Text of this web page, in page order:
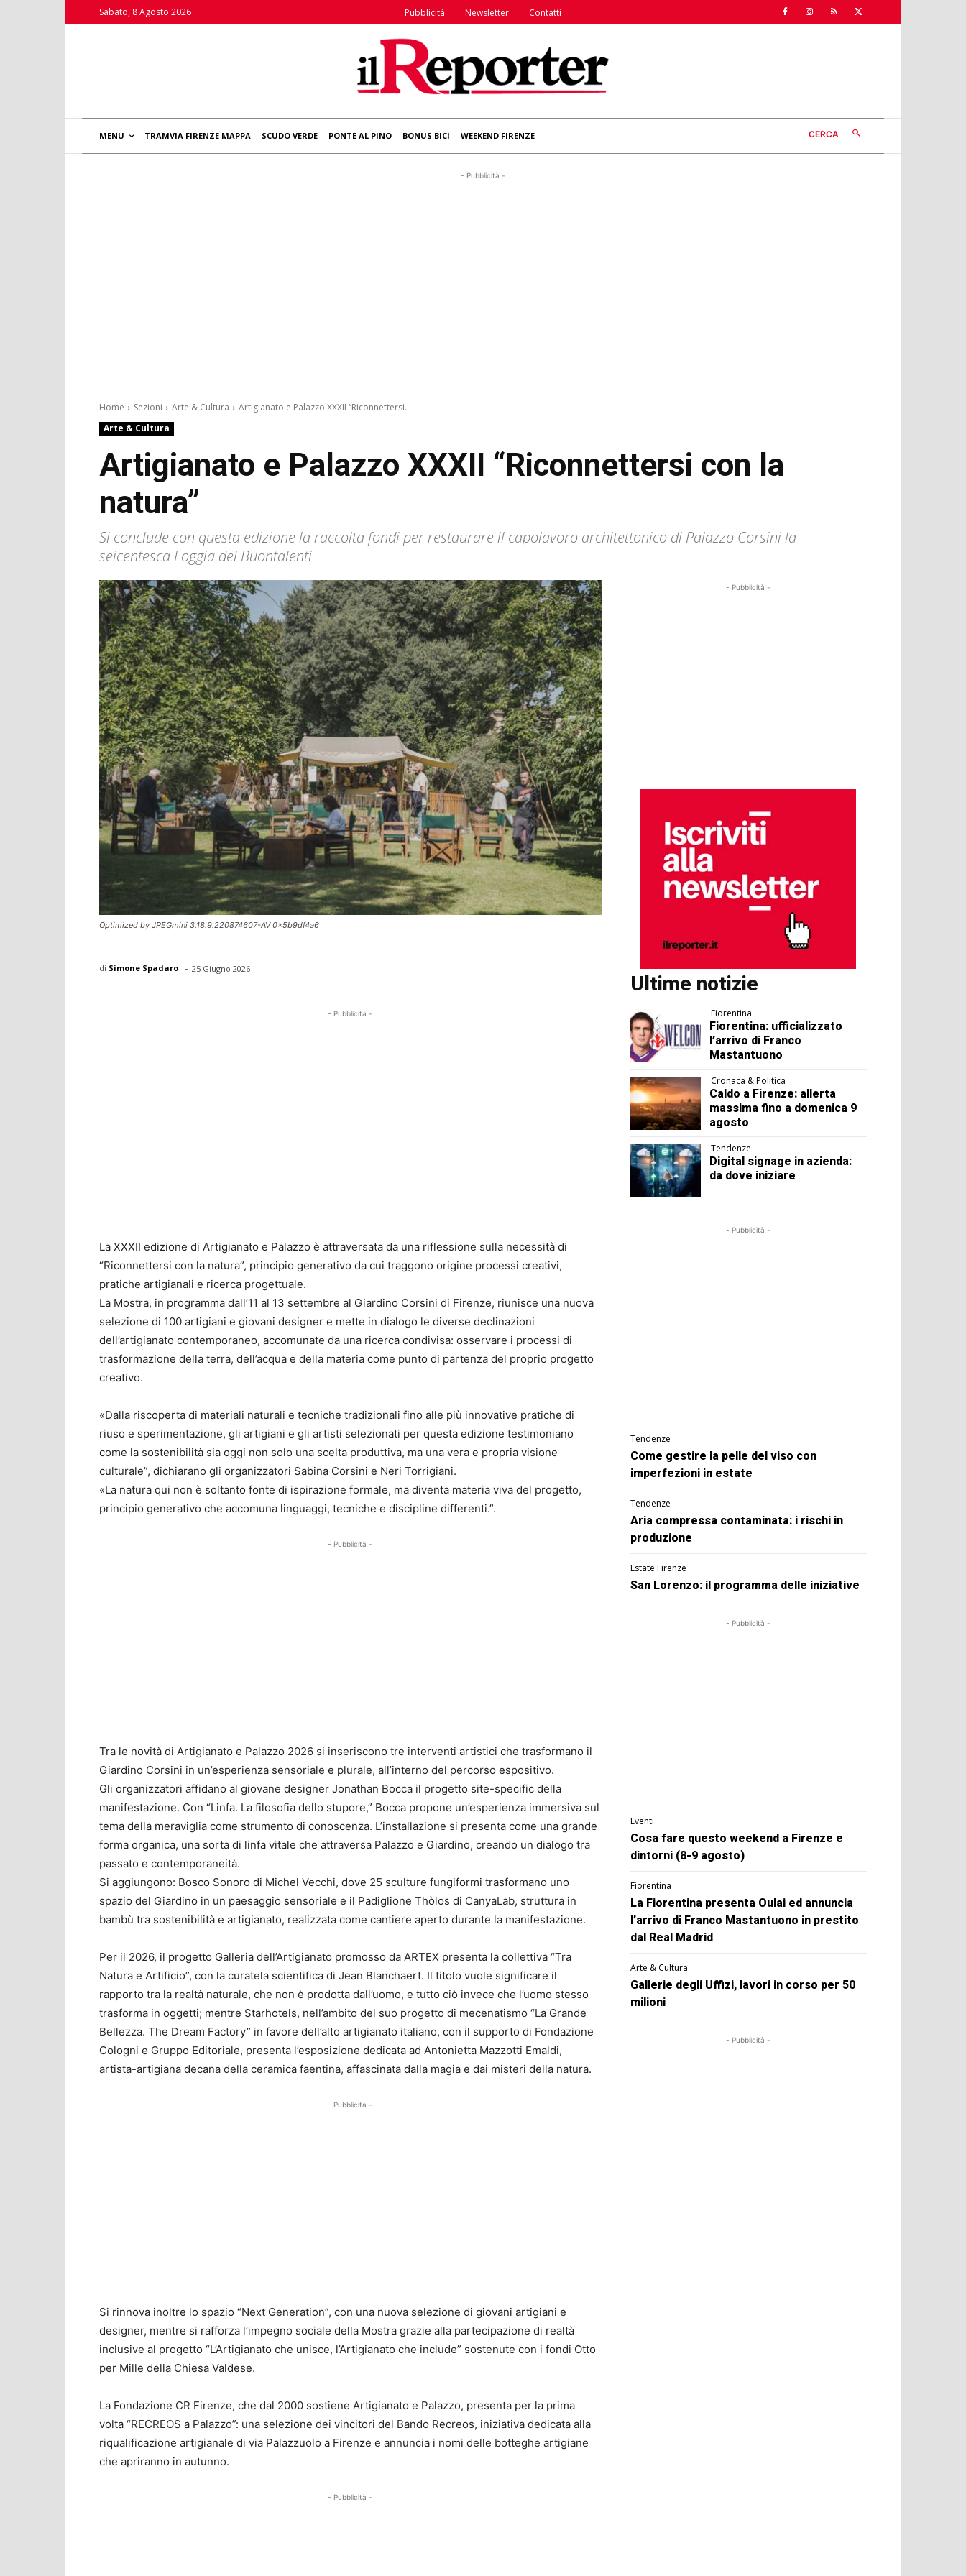
Sabato, 8 Agosto 2026 Pubblicità Newsletter Contatti
MENU TRAMVIA FIRENZE MAPPA SCUDO VERDE PONTE AL PINO BONUS BICI WEEKEND FIRENZE CERCA
- Pubblicità -
Home Sezioni Arte & Cultura
Artigianato e Palazzo XXXII “Riconnettersi...
Arte & Cultura
Artigianato e Palazzo XXXII “Riconnettersi con la
natura”
Si conclude con questa edizione la raccolta fondi per restaurare il capolavoro architettonico di Palazzo Corsini la
seicentesca Loggia del Buontalenti
Optimized by JPEGmini 3.18.9.220874607-AV 0x5b9df4a6
di Simone Spadaro - 25 Giugno 2026
- Pubblicità -
La XXXII edizione di Artigianato e Palazzo è attraversata da una riflessione sulla necessità di
“Riconnettersi con la natura”, principio generativo da cui traggono origine processi creativi,
pratiche artigianali e ricerca progettuale.
La Mostra, in programma dall’11 al 13 settembre al Giardino Corsini di Firenze, riunisce una nuova
selezione di 100 artigiani e giovani designer e mette in dialogo le diverse declinazioni
dell’artigianato contemporaneo, accomunate da una ricerca condivisa: osservare i processi di
trasformazione della terra, dell’acqua e della materia come punto di partenza del proprio progetto
creativo.
«Dalla riscoperta di materiali naturali e tecniche tradizionali fino alle più innovative pratiche di
riuso e sperimentazione, gli artigiani e gli artisti selezionati per questa edizione testimoniano
come la sostenibilità sia oggi non solo una scelta produttiva, ma una vera e propria visione
culturale”, dichiarano gli organizzatori Sabina Corsini e Neri Torrigiani.
«La natura qui non è soltanto fonte di ispirazione formale, ma diventa materia viva del progetto,
principio generativo che accomuna linguaggi, tecniche e discipline differenti.”.
- Pubblicità -
Tra le novità di Artigianato e Palazzo 2026 si inseriscono tre interventi artistici che trasformano il
Giardino Corsini in un’esperienza sensoriale e plurale, all’interno del percorso espositivo.
Gli organizzatori affidano al giovane designer Jonathan Bocca il progetto site-specific della
manifestazione. Con “Linfa. La filosofia dello stupore,” Bocca propone un’esperienza immersiva sul
tema della meraviglia come strumento di conoscenza. L’installazione si presenta come una grande
forma organica, una sorta di linfa vitale che attraversa Palazzo e Giardino, creando un dialogo tra
passato e contemporaneità.
Si aggiungono: Bosco Sonoro di Michel Vecchi, dove 25 sculture fungiformi trasformano uno
spazio del Giardino in un paesaggio sensoriale e il Padiglione Thòlos di CanyaLab, struttura in
bambù tra sostenibilità e artigianato, realizzata come cantiere aperto durante la manifestazione.
Per il 2026, il progetto Galleria dell’Artigianato promosso da ARTEX presenta la collettiva “Tra
Natura e Artificio”, con la curatela scientifica di Jean Blanchaert. Il titolo vuole significare il
rapporto tra la realtà naturale, che non è prodotta dall’uomo, e tutto ciò invece che l’uomo stesso
trasforma in oggetti; mentre Starhotels, nell’ambito del suo progetto di mecenatismo “La Grande
Bellezza. The Dream Factory” in favore dell’alto artigianato italiano, con il supporto di Fondazione
Cologni e Gruppo Editoriale, presenta l’esposizione dedicata ad Antonietta Mazzotti Emaldi,
artista-artigiana decana della ceramica faentina, affascinata dalla magia e dai misteri della natura.
- Pubblicità -
Si rinnova inoltre lo spazio “Next Generation”, con una nuova selezione di giovani artigiani e
designer, mentre si rafforza l’impegno sociale della Mostra grazie alla partecipazione di realtà
inclusive al progetto “L’Artigianato che unisce, l’Artigianato che include” sostenute con i fondi Otto
per Mille della Chiesa Valdese.
La Fondazione CR Firenze, che dal 2000 sostiene Artigianato e Palazzo, presenta per la prima
volta “RECREOS a Palazzo”: una selezione dei vincitori del Bando Recreos, iniziativa dedicata alla
riqualificazione artigianale di via Palazzuolo a Firenze e annuncia i nomi delle botteghe artigiane
che apriranno in autunno.
- Pubblicità -
- Pubblicità -
Ultime notizie
Fiorentina
Fiorentina: ufficializzato
l’arrivo di Franco
Mastantuono
Cronaca & Politica
Caldo a Firenze: allerta
massima fino a domenica 9
agosto
Tendenze
Digital signage in azienda:
da dove iniziare
- Pubblicità -
Tendenze
Come gestire la pelle del viso con
imperfezioni in estate
Tendenze
Aria compressa contaminata: i rischi in
produzione
Estate Firenze
San Lorenzo: il programma delle iniziative
- Pubblicità -
Eventi
Cosa fare questo weekend a Firenze e
dintorni (8-9 agosto)
Fiorentina
La Fiorentina presenta Oulai ed annuncia
l’arrivo di Franco Mastantuono in prestito
dal Real Madrid
Arte & Cultura
Gallerie degli Uffizi, lavori in corso per 50
milioni
- Pubblicità -